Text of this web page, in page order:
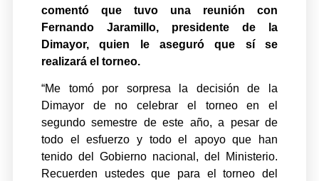
comentó que tuvo una reunión con
Fernando Jaramillo, presidente de la
Dimayor, quien le aseguró que sí se
realizará el torneo.
“Me tomó por sorpresa la decisión de la
Dimayor de no celebrar el torneo en el
segundo semestre de este año, a pesar de
todo el esfuerzo y todo el apoyo que han
tenido del Gobierno nacional, del Ministerio.
Recuerden ustedes que para el torneo del